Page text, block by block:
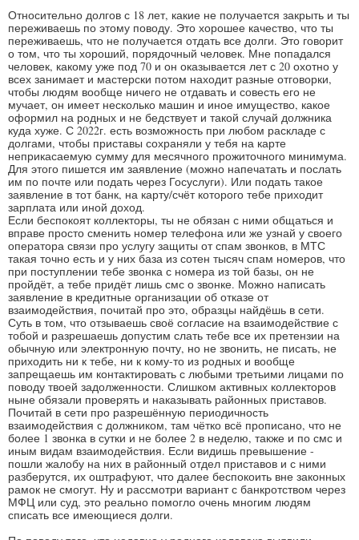
Относительно долгов с 18 лет, какие не получается закрыть и ты
переживаешь по этому поводу. Это хорошее качество, что ты
переживаешь, что не получается отдать все долги. Это говорит
о том, что ты хороший, порядочный человек. Мне попадался
человек, какому уже под 70 и он оказывается лет с 20 охотно у
всех занимает и мастерски потом находит разные отговорки,
чтобы людям вообще ничего не отдавать и совесть его не
мучает, он имеет несколько машин и иное имущество, какое
оформил на родных и не бедствует и такой случай должника
куда хуже. С 2022г. есть возможность при любом раскладе с
долгами, чтобы приставы сохраняли у тебя на карте
неприкасаемую сумму для месячного прожиточного минимума.
Для этого пишется им заявление (можно напечатать и послать
им по почте или подать через Госуслуги). Или подать такое
заявление в тот банк, на карту/счёт которого тебе приходит
зарплата или иной доход.
Если беспокоят коллекторы, ты не обязан с ними общаться и
вправе просто сменить номер телефона или же узнай у своего
оператора связи про услугу защиты от спам звонков, в МТС
такая точно есть и у них база из сотен тысяч спам номеров, что
при поступлении тебе звонка с номера из той базы, он не
пройдёт, а тебе придёт лишь смс о звонке. Можно написать
заявление в кредитные организации об отказе от
взаимодействия, почитай про это, образцы найдёшь в сети.
Суть в том, что отзываешь своё согласие на взаимодействие с
тобой и разрешаешь допустим слать тебе все их претензии на
обычную или электронную почту, но не звонить, не писать, не
приходить ни к тебе, ни к кому-то из родных и вообще
запрещаешь им контактировать с любыми третьими лицами по
поводу твоей задолженности. Слишком активных коллекторов
ныне обязали проверять и наказывать районных приставов.
Почитай в сети про разрешённую периодичность
взаимодействия с должником, там чётко всё прописано, что не
более 1 звонка в сутки и не более 2 в неделю, также и по смс и
иным видам взаимодействия. Если видишь превышение -
пошли жалобу на них в районный отдел приставов и с ними
разберутся, их оштрафуют, что далее беспокоить вне законных
рамок не смогут. Ну и рассмотри вариант с банкротством через
МФЦ или суд, это реально помогло очень многим людям
списать все имеющиеся долги.